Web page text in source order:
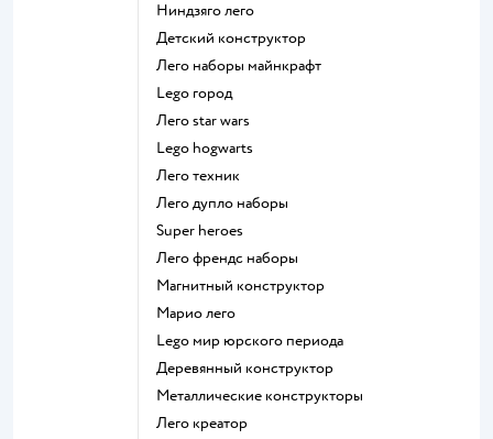
Ниндзяго лего
Детский конструктор
Лего наборы майнкрафт
Lego город
Лего star wars
Lego hogwarts
Лего техник
Лего дупло наборы
Super heroes
Лего френдс наборы
Магнитный конструктор
Марио лего
Lego мир юрского периода
Деревянный конструктор
Металлические конструкторы
Лего креатор